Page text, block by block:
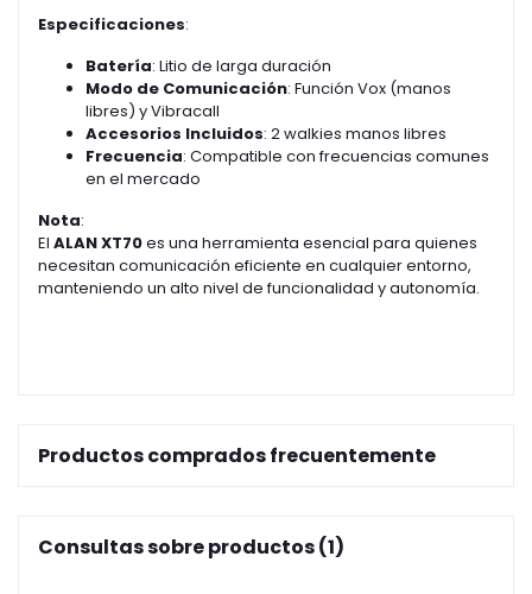
Especificaciones:
Batería: Litio de larga duración
Modo de Comunicación: Función Vox (manos
libres) y Vibracall
Accesorios Incluidos: 2 walkies manos libres
Frecuencia: Compatible con frecuencias comunes
en el mercado
Nota:
El ALAN XT70es una herramienta esencial para quienes
necesitan comunicación eficiente en cualquier entorno,
manteniendo un alto nivel de funcionalidad y autonomía.
Productos comprados frecuentemente
Consultas sobre productos (1)